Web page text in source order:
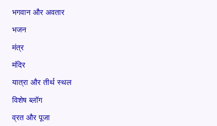
भगवान और अवतार
भजन
मंत्र
मंदिर
यात्रा और तीर्थ स्थल
विशेष ब्लॉग
व्रत और पूजा